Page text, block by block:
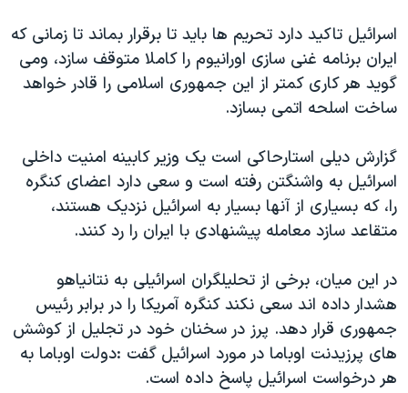
اسرائیل تاکید دارد تحریم ها باید تا برقرار بماند تا زمانی که
ایران برنامه غنی سازی اورانیوم را کاملا متوقف سازد، ومی
گوید هر کاری کمتر از این جمهوری اسلامی را قادر خواهد
ساخت اسلحه اتمی بسازد.
گزارش دیلی استارحاکی است یک وزیر کابینه امنیت داخلی
اسرائیل به واشنگتن رفته است و سعی دارد اعضای کنگره
را، که بسیاری از آنها بسیار به اسرائیل نزدیک هستند،
متقاعد سازد معامله پیشنهادی با ایران را رد کنند.
در این میان، برخی از تحلیلگران اسرائیلی به نتانیاهو
هشدار داده اند سعی نکند کنگره آمریکا را در برابر رئیس
جمهوری قرار دهد. پرز در سخنان خود در تجلیل از کوشش
های پرزیدنت اوباما در مورد اسرائیل گفت :دولت اوباما به
هر درخواست اسرائیل پاسخ داده است.